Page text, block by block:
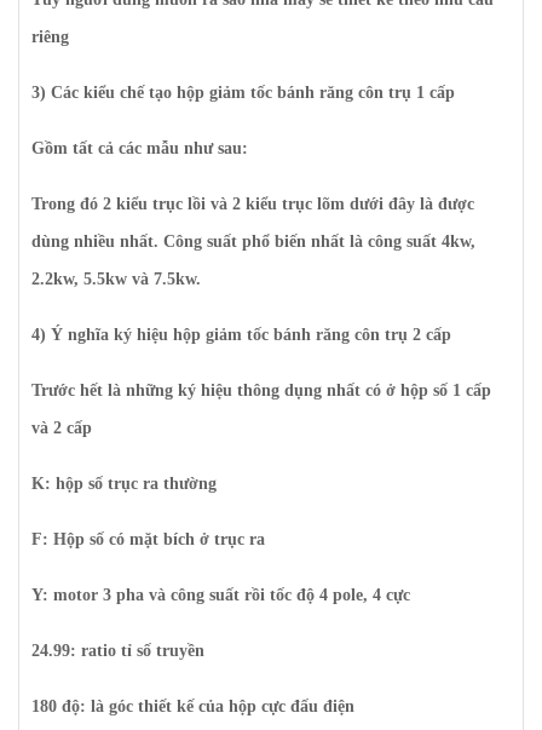
riêng
3) Các kiểu chế tạo hộp giảm tốc bánh răng côn trụ 1 cấp
Gồm tất cả các mẫu như sau:
Trong đó 2 kiểu trục lồi và 2 kiểu trục lõm dưới đây là được
dùng nhiều nhất. Công suất phổ biến nhất là công suất 4kw,
2.2kw, 5.5kw và 7.5kw.
4) Ý nghĩa ký hiệu hộp giảm tốc bánh răng côn trụ 2 cấp
Trước hết là những ký hiệu thông dụng nhất có ở hộp số 1 cấp
và 2 cấp
K: hộp số trục ra thường
F: Hộp số có mặt bích ở trục ra
Y: motor 3 pha và công suất rồi tốc độ 4 pole, 4 cực
24.99: ratio tỉ số truyền
180 độ: là góc thiết kế của hộp cực đấu điện